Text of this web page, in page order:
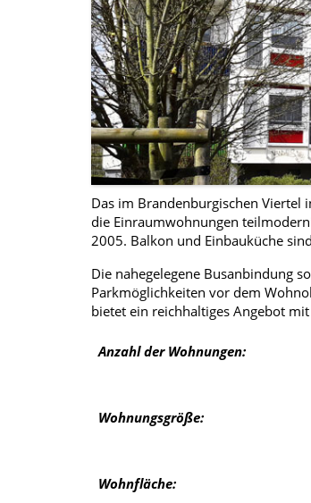
Das im Brandenburgischen Viertel
die Einraumwohnungen
2005. Balkon und Einbauküche
Die nahegelegene Busanbindung
Parkmöglichkeiten vor dem
bietet ein reichhaltiges Angebot
Anzahl der Wohnungen:
Wohnungsgröße:
Wohnfläche: